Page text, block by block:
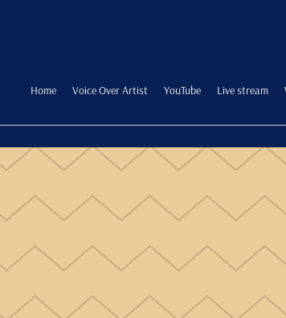
Home Voice Over Artist YouTube Live stream